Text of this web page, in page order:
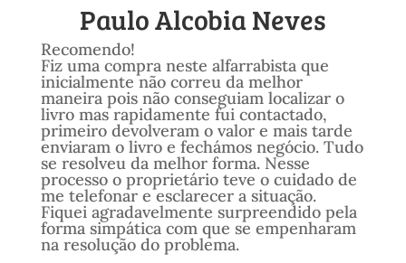
Paulo Alcobia Neves
Recomendo!
Fiz uma compra neste alfarrabista que
inicialmente não correu da melhor
maneira pois não conseguiam localizar o
livro mas rapidamente fui contactado,
primeiro devolveram o valor e mais tarde
enviaram o livro e fechámos negócio. Tudo
se resolveu da melhor forma. Nesse
processo o proprietário teve o cuidado de
me telefonar e esclarecer a situação.
Fiquei agradavelmente surpreendido pela
forma simpática com que se empenharam
na resolução do problema.